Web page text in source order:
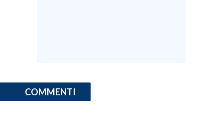
COMMENTI